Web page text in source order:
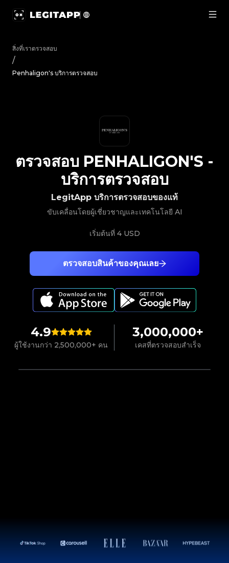
สิ่งที่เราตรวจสอบ
/
Penhaligon's บริการตรวจสอบ
4.9
ผู้ใช้งานกว่า 2,500,000+ คน
3,000,000+
เคสที่ตรวจสอบสำเร็จ
ตรวจสอบสินค้าของคุณเลย
LegitApp บริการตรวจสอบของแท้
ขับเคลื่อนโดยผู้เชี่ยวชาญและเทคโนโลยี AI
เริ่มต้นที่ 4 USD
ตรวจสอบ PENHALIGON'S -
บริการตรวจสอบ